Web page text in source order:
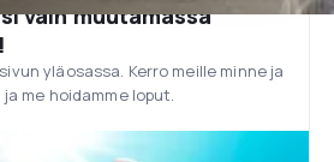
vain muutamassa
yläosassa. Kerro meille minne ja
me hoidamme loput.